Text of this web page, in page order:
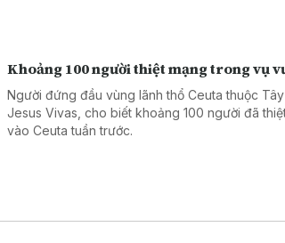
Khoảng 100 người thiệt mạng trong vụ
Người đứng đầu vùng lãnh thổ Ceuta thuộc
Jesus Vivas, cho biết khoảng 100 người đã
vào Ceuta tuần trước.